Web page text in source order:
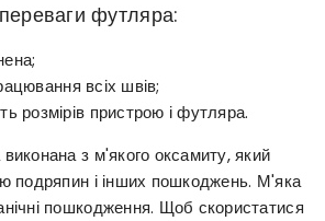
футляра:
всіх швів;
розмірів пристрою і футляра.
з м'якого оксамиту, який
подряпин і інших пошкоджень. М'яка
пошкодження. Щоб скористатися